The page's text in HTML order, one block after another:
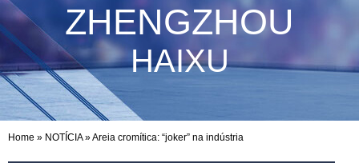
ZHENGZHOU
HAIXU
Home » NOTÍCIA»Areia cromítica: “joker” na indústria